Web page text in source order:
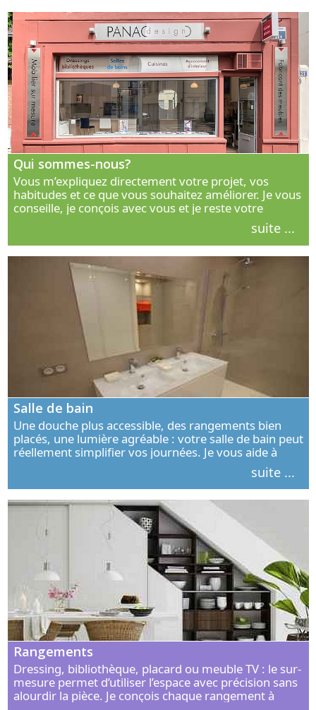
Qui sommes-nous?
Vous m’expliquez directement votre projet, vos
habitudes et ce que vous souhaitez améliorer. Je vous
conseille, je conçois avec vous et je reste votre
interlocuteur principal. Découvrez ma façon de vous
suite ...
Salle de bain
Une douche plus accessible, des rangements bien
placés, une lumière agréable : votre salle de bain peut
réellement simplifier vos journées. Je vous aide à
concevoir un espace élégant, confortable et adapté à
suite ...
Rangements
Dressing, bibliothèque, placard ou meuble TV : le sur-
mesure permet d’utiliser l’espace avec précision sans
alourdir la pièce. Je conçois chaque rangement à